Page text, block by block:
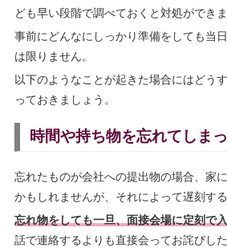
ども早い段階で調べておくと対処ができま
事前にどんなにしっかり準備をしても当
は限りません。
以下のようなことが起きた場合にはどう
っておきましょう。
時間や持ち物を忘れてしま
忘れたものが会社への提出物の場合、家
かもしれませんが、それによって遅刻す
忘れ物をしても一旦、面接会場に定刻で
話で連絡するよりも直接会ってお詫びし